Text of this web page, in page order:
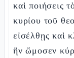
καὶ ποιήσεις
κυρίου τοῦ
εἰσέλθῃς καὶ
ἣν ὤμοσεν